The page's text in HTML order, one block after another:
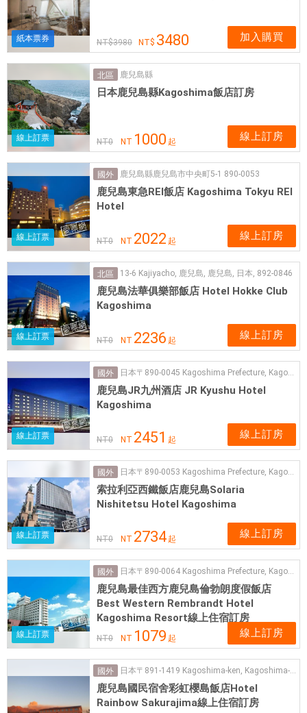
紙本票券 3980 3480 加入購買
線上訂票
北區 鹿兒島縣
日本鹿兒島縣Kagoshima飯店訂房
NT0 NT 1000 起 線上訂房
線上訂票
國外 鹿兒島縣鹿兒島市中央町5-1 890-0053
鹿兒島東急REI飯店 Kagoshima Tokyu REI
Hotel
NT0 NT 2022 起 線上訂房
線上訂票
北區 13-6 Kajiyacho, 鹿兒島, 鹿兒島, 日本, 892-0846
鹿兒島法華俱樂部飯店 Hotel Hokke Club
Kagoshima
NT0 NT 2236 起 線上訂房
線上訂票
國外 日本〒890-0045 Kagoshima Prefecture, Kagoshima, Take, １丁目１番2号
鹿兒島JR九州酒店 JR Kyushu Hotel
Kagoshima
NT0 NT 2451 起 線上訂房
線上訂票
國外 日本〒890-0053 Kagoshima Prefecture, Kagoshima, Chuocho, 鹿児島中央ターミナルビル 1 １１
索拉利亞西鐵飯店鹿兒島Solaria
Nishitetsu Hotel Kagoshima
NT0 NT 2734 起 線上訂房
線上訂票
國外 日本〒890-0064 Kagoshima Prefecture, Kagoshima, Kamoikeshinmachi, 22−１
鹿兒島最佳西方鹿兒島倫勃朗度假飯店
Best Western Rembrandt Hotel
Kagoshima Resort線上住宿訂房
NT0 NT 1079 起 線上訂房
國外 日本〒891-1419 Kagoshima-ken, Kagoshima-shi, Sakurajimayokoyamachō, 桜島横山町１７２２−１６
鹿兒島國民宿舍彩虹櫻島飯店Hotel
Rainbow Sakurajima線上住宿訂房